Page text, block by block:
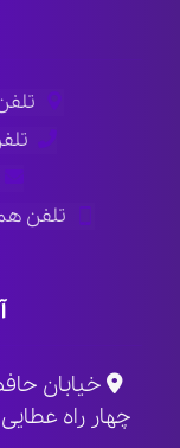
تلفن
تلفن
تلفن
چهار راه